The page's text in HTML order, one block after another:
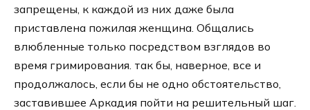
запрещены, к каждой из них даже была
приставлена пожилая женщина. Общались
влюбленные только посредством взглядов во
время гримирования. так бы, наверное, все и
продолжалось, если бы не одно обстоятельство,
заставившее Аркадия пойти на решительный шаг.